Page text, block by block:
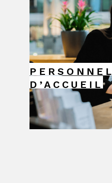
PERSONNEL
D’ACCUEIL